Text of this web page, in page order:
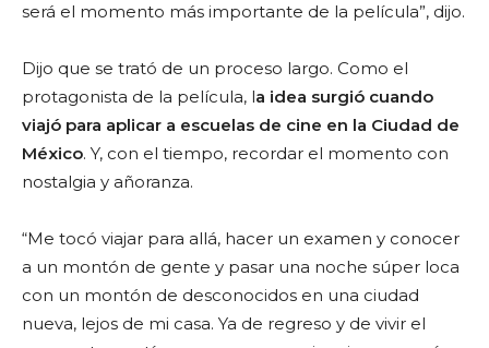
será el momento más importante de la película”, dijo.
Dijo que se trató de un proceso largo. Como el
protagonista de la película, la idea surgió cuando
viajó para aplicar a escuelas de cine en la Ciudad de
México. Y, con el tiempo, recordar el momento con
nostalgia y añoranza.
“Me tocó viajar para allá, hacer un examen y conocer
a un montón de gente y pasar una noche súper loca
con un montón de desconocidos en una ciudad
nueva, lejos de mi casa. Ya de regreso y de vivir el